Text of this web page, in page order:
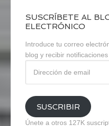
SUSCRÍBETE AL
ELECTRÓNICO
Introduce tu correo
blog y recibir
email
SUSCRIBIR
Únete a otros 127K